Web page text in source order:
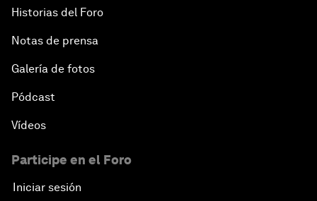
Historias del Foro
Notas de prensa
Galería de fotos
Pódcast
Vídeos
Participe en el Foro
Iniciar sesión